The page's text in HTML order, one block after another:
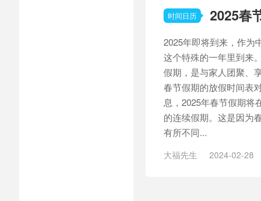
时间日历 2025春
2025年即将到来，作为
这个特殊的一年里到来
假期，是与家人团聚、
春节假期的放假时间表
息，2025年春节假期将
的连续假期。这是因为
有所不同...
大福先生 2024-02-28